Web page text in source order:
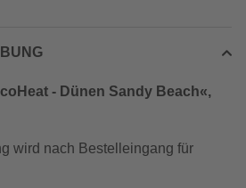
- Dünen Sandy Beach«,
wird nach Bestelleingang für